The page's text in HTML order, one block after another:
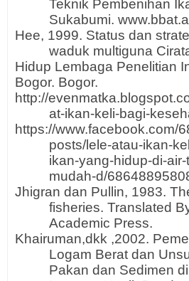
Teknik Pembenihan
Sukabumi.
Hee, 1999. Status dan
waduk multiguna
Hidup Lembaga Penelitian
Bogor. Bogor.
http://
at-ikan-keli-bagi-
https://www.facebook.com/
posts/lele-atau-ikan-
ikan-yang-hidup-di-
mudah-d/
Jhigran dan Pullin, 1983.
fisheries. Translated
Academic Press.
Khairuman,dkk ,2002.
Logam Berat dan
Pakan dan Sedimen